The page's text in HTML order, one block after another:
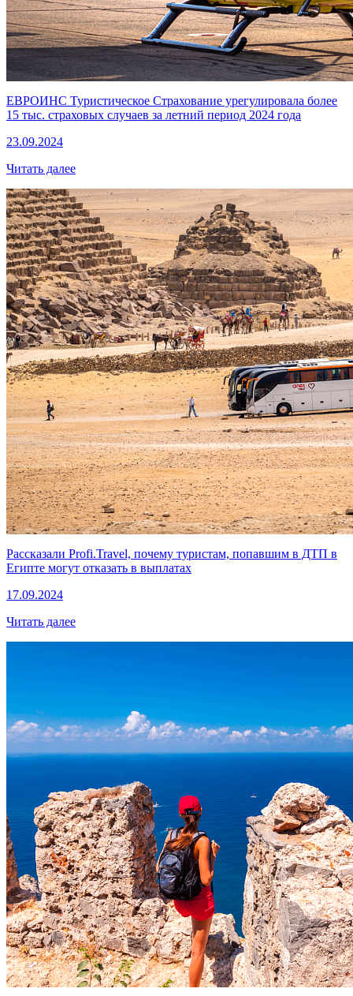
ЕВРОИНС Туристическое Страхование урегулировала более
15 тыс. страховых случаев за летний период 2024 года
23.09.2024
Читать далее
Рассказали Profi.Travel, почему туристам, попавшим в ДТП в
Египте могут отказать в выплатах
17.09.2024
Читать далее